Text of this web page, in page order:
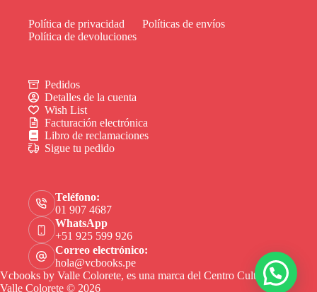
Política de privacidad
Políticas de envíos
Política de devoluciones
Pedidos
Detalles de la cuenta
Wish List
Facturación electrónica
Libro de reclamaciones
Sigue tu pedido
Teléfono:
01 907 4687
WhatsApp
+51 925 599 926
Correo electrónico:
hola@vcbooks.pe
Vcbooks by Valle Colorete, es una marca del Centro Cultural
Valle Colorete © 2026